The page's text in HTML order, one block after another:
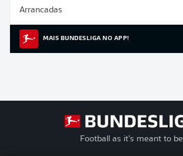
Arrancadas
MAIS BUNDESLIGA NO APP!
Football as it’s meant to be